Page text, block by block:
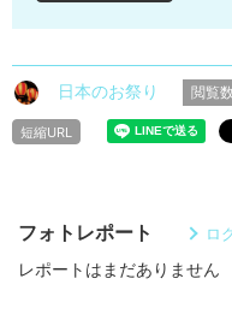
日本のお祭り 閲覧数
短縮URL
フォトレポート ロ
レポートはまだありません